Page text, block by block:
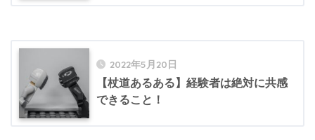
2022年5月20日
【杖道あるある】経験者は絶対に共感
できること！